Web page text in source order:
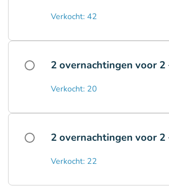
Verkocht: 42
2 overnachtingen voor
Verkocht: 20
2 overnachtingen voor
Verkocht: 22